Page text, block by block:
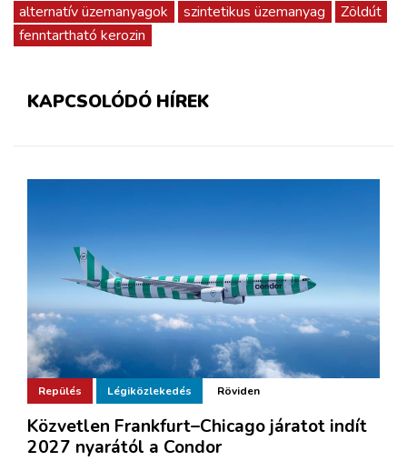
alternatív üzemanyagok
szintetikus üzemanyag
Zöldút
fenntartható kerozin
KAPCSOLÓDÓ HÍREK
Repülés Légiközlekedés Röviden
Közvetlen Frankfurt–Chicago járatot indít
2027 nyarától a Condor